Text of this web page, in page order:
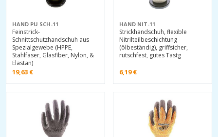
HAND PU SCH-11
Feinstrick-
Schnittschutzhandschuh aus
Spezialgewebe (HPPE,
Stahlfaser, Glasfiber, Nylon, &
Elastan)
19,63 €
HAND NIT-11
Strickhandschuh, flexible
Nitrilteilbeschichtung
(ölbeständig), griffsicher,
rutschfest, gutes Tastg
6,19€